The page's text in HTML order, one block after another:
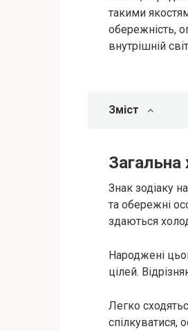
такими
обережність,
внутрішній світ
Зміст
Загальна
Знак зодіаку
та обережні
здаються
Народжені
цілей.
Легко
спілкуватися,